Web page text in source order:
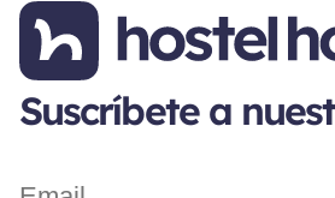
Suscríbete a